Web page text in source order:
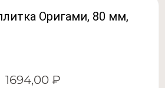
1694,00 ₽